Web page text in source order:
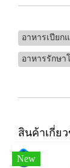
อาหารเปียก
อาหารรักษา
สินค้าเกี่ย
New